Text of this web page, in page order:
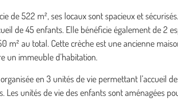
de 522 m², ses locaux sont spacieux et
de 45 enfants. Elle bénéficie également de 2
m² au total. Cette crèche est une ancienne
un immeuble d’habitation.
en 3 unités de vie permettant l’accueil
Les unités de vie des enfants sont aménagées